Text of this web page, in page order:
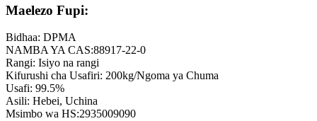
Maelezo Fupi:
Bidhaa: DPMA
NAMBA YA CAS:88917-22-0
Rangi: Isiyo na rangi
Kifurushi cha Usafiri: 200kg/Ngoma ya Chuma
Usafi: 99.5%
Asili: Hebei, Uchina
Msimbo wa HS:2935009090